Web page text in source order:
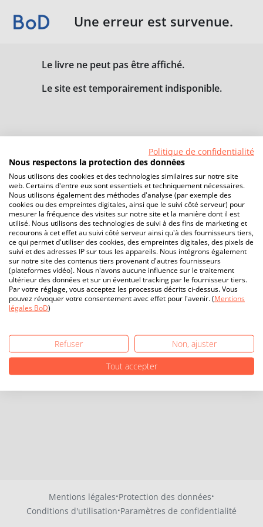
Une erreur est survenue.
Le livre ne peut pas être affiché.
Le site est temporairement indisponible.
Mentions légales·Protection des données·
Conditions d'utilisation·Paramètres de confidentialité
Politique de confidentialité
Nous respectons la protection des données
Nous utilisons des cookies et des technologies similaires sur notre site
web. Certains d'entre eux sont essentiels et techniquement nécessaires.
Nous utilisons également des méthodes d'analyse (par exemple des
cookies ou des empreintes digitales, ainsi que le suivi côté serveur) pour
mesurer la fréquence des visites sur notre site et la manière dont il est
utilisé. Nous utilisons des technologies de suivi à des fins de marketing et
recourons à cet effet au suivi côté serveur ainsi qu'à des fournisseurs tiers,
ce qui permet d'utiliser des cookies, des empreintes digitales, des pixels de
suivi et des adresses IP sur tous les appareils. Nous intégrons également
sur notre site des contenus tiers provenant d'autres fournisseurs
(plateformes vidéo). Nous n'avons aucune influence sur le traitement
ultérieur des données et sur un éventuel tracking par le fournisseur tiers.
Par votre réglage, vous acceptez les processus décrits ci-dessus. Vous
pouvez révoquer votre consentement avec effet pour l'avenir. (Mentions
légales BoD)
Refuser
Non, ajuster
Tout accepter